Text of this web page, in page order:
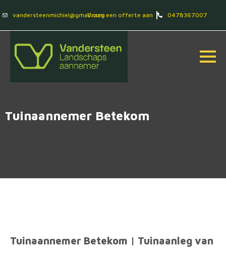
vandersteenmichiel@gmail.comVraag een offerte aan 0478367007
Tuinaannemer Betekom
Tuinaannemer Betekom | Tuinaanleg van